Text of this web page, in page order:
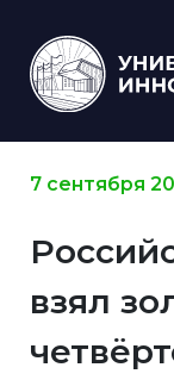
7 сентября
взял